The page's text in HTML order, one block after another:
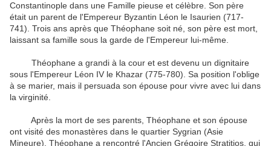
Constantinople dans une Famille pieuse et célèbre. Son père
était un parent de l'Empereur Byzantin Léon le Isaurien (717-
741). Trois ans après que Théophane soit né, son père est mort,
laissant sa famille sous la garde de l'Empereur lui-même.
Théophane a grandi à la cour et est devenu un dignitaire
sous l'Empereur Léon IV le Khazar (775-780). Sa position l'oblige
à se marier, mais il persuada son épouse pour vivre avec lui dans
la virginité.
Après la mort de ses parents, Théophane et son épouse
ont visité des monastères dans le quartier Sygrian (Asie
Mineure), Théophane a rencontré l'Ancien Grégoire Stratitios, qui